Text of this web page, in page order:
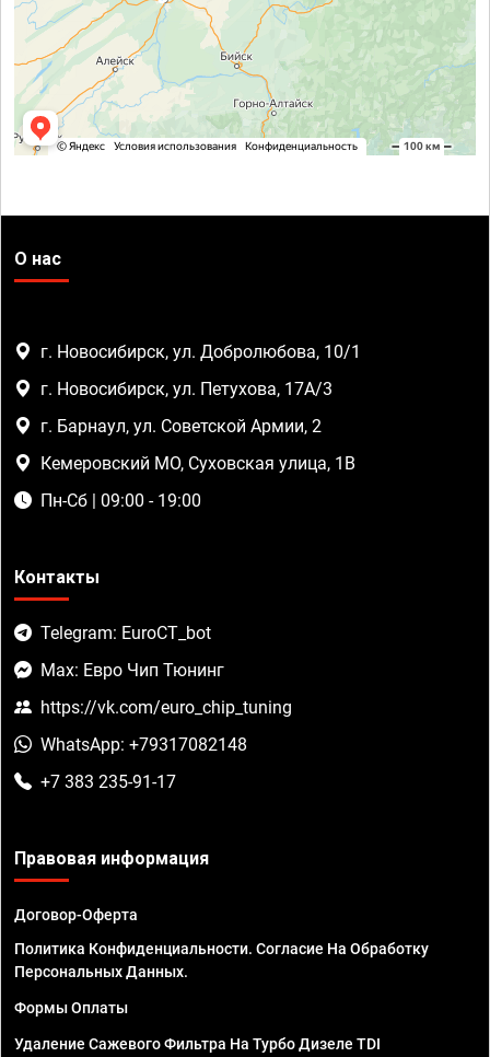
О нас
г. Новосибирск, ул. Добролюбова, 10/1
г. Новосибирск, ул. Петухова, 17А/3
г. Барнаул, ул. Советской Армии, 2
Кемеровский МО, Суховская улица, 1В
Пн-Сб | 09:00 - 19:00
Контакты
Telegram: EuroCT_bot
Max: Евро Чип Тюнинг
https://vk.com/euro_chip_tuning
WhatsApp: +79317082148
+7 383 235-91-17
Правовая информация
Договор-Оферта
Политика Конфиденциальности. Согласие На Обработку
Персональных Данных.
Формы Оплаты
Удаление Сажевого Фильтра На Турбо Дизеле TDI